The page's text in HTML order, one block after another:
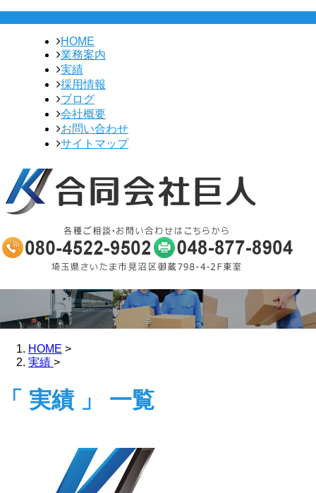
HOME
業務案内
実績
採用情報
ブログ
会社概要
お問い合わせ
サイトマップ
HOME >
実績 >
「 実績 」 一覧